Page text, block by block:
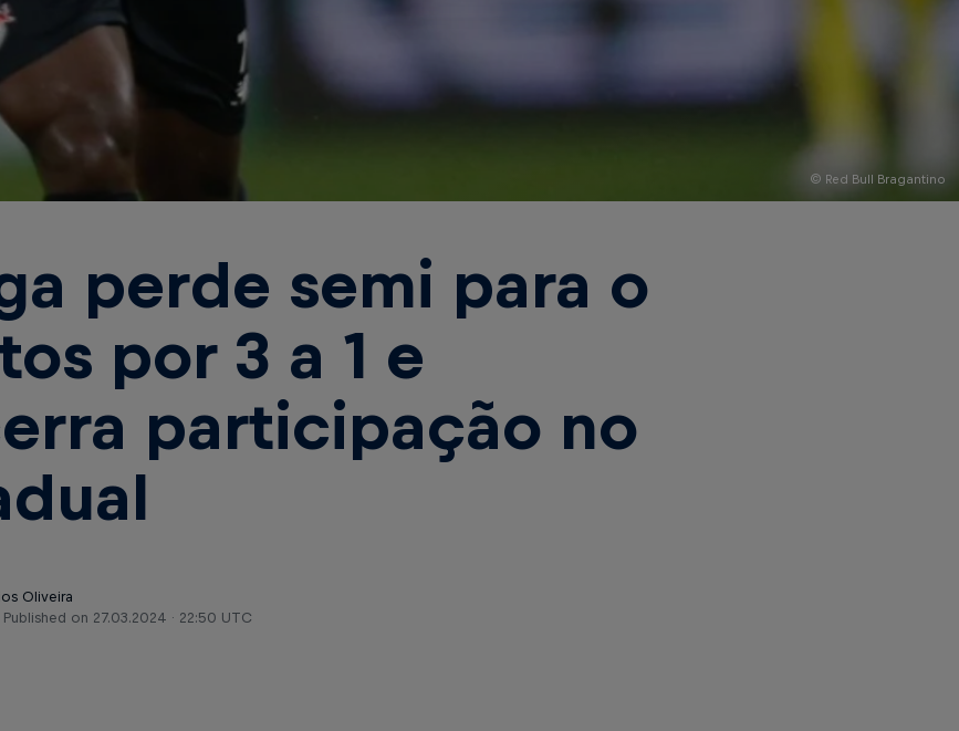
© Red Bull Bragantino
perde semi para o
por 3 a 1 e
participação no
Oliveira
Published on 27.03.2024 · 22:50 UTC